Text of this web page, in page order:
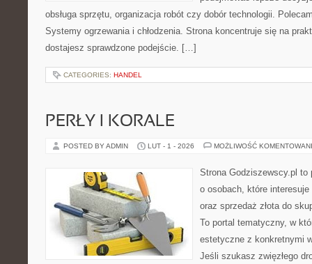
obsługa sprzętu, organizacja robót czy dobór technologii.
Systemy ogrzewania i chłodzenia. Strona koncentruje się na
dostajesz sprawdzone podejście. […]
CATEGORIES: HANDEL
PERŁY I KORALE
POSTED BY ADMIN LUT - 1 - 2026 MOŻLIWOŚĆ
Strona Godziszewscy.pl to
o osobach, które
oraz sprzedaż złota do
To portal tematyczny, w
estetyczne z konkretnymi
Jeśli szukasz zwięzłego